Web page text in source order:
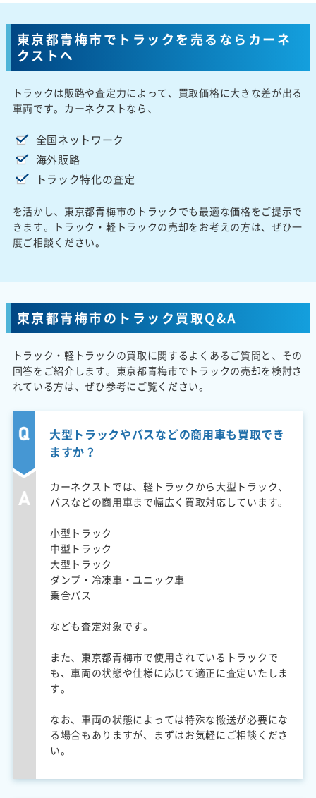
東京都青梅市でトラックを売るならカーネ
クストへ
トラックは販路や査定力によって、買取価格に大きな差が出る
車両です。カーネクストなら、
全国ネットワーク
海外販路
トラック特化の査定
を活かし、東京都青梅市のトラックでも最適な価格をご提示で
きます。トラック・軽トラックの売却をお考えの方は、ぜひ一
度ご相談ください。
東京都青梅市のトラック買取Q&A
トラック・軽トラックの買取に関するよくあるご質問と、その
回答をご紹介します。東京都青梅市でトラックの売却を検討さ
れている方は、ぜひ参考にご覧ください。
大型トラックやバスなどの商用車も買取でき
ますか？
カーネクストでは、軽トラックから大型トラック、
バスなどの商用車まで幅広く買取対応しています。
小型トラック
中型トラック
大型トラック
ダンプ・冷凍車・ユニック車
乗合バス
なども査定対象です。
また、東京都青梅市で使用されているトラックで
も、車両の状態や仕様に応じて適正に査定いたしま
す。
なお、車両の状態によっては特殊な搬送が必要にな
る場合もありますが、まずはお気軽にご相談くださ
い。